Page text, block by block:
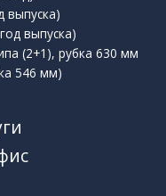
выпуска)
выпуска)
(2+1), рубка 630 мм
546 мм)